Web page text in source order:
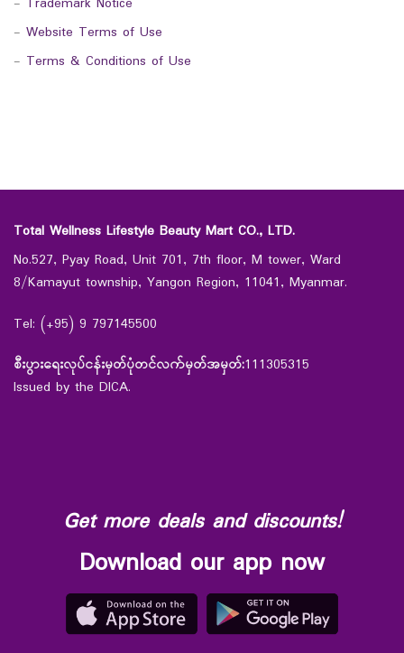
- Website Terms of Use
- Terms & Conditions of Use
Total Wellness Lifestyle Beauty Mart CO., LTD.
No.527, Pyay Road, Unit 701, 7th floor, M tower, Ward
8/Kamayut township, Yangon Region, 11041, Myanmar.
Tel: (+95) 9 797145500
စီးပွားရေးလုပ်ငန်းမှတ်ပုံတင်လက်မှတ်အမှတ်:111305315
Issued by the DICA.
Get more deals and discounts!
Download our app now